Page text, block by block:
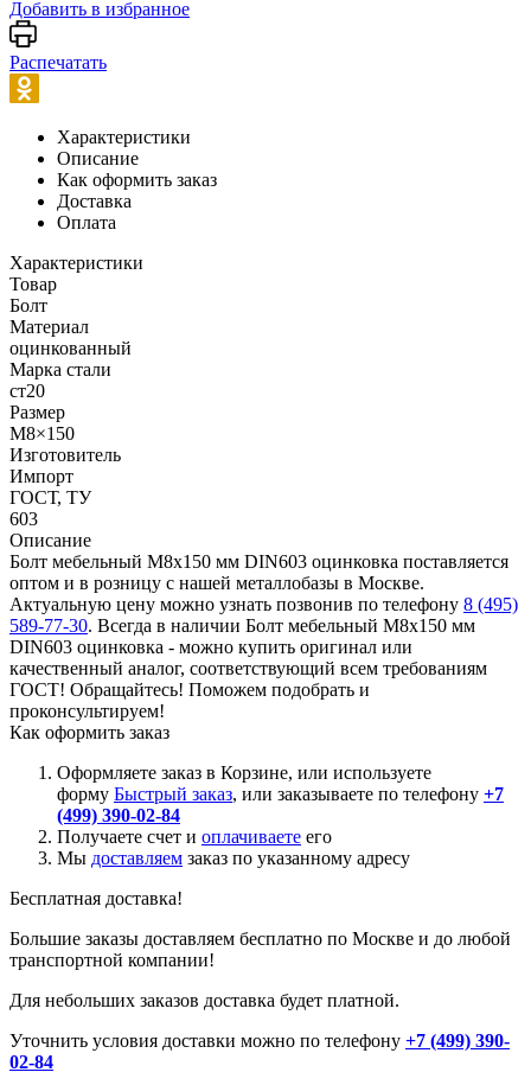
Добавить в избранное
Распечатать
Характеристики
Описание
Как оформить заказ
Доставка
Оплата
Характеристики
Товар
Болт
Материал
оцинкованный
Марка стали
ст20
Размер
М8×150
Изготовитель
Импорт
ГОСТ, ТУ
603
Описание
Болт мебельный М8х150 мм DIN603 оцинковка поставляется
оптом и в розницу с нашей металлобазы в Москве.
Актуальную цену можно узнать позвонив по телефону 8 (495)
589-77-30. Всегда в наличии Болт мебельный М8х150 мм
DIN603 оцинковка - можно купить оригинал или
качественный аналог, соответствующий всем требованиям
ГОСТ! Обращайтесь! Поможем подобрать и
проконсультируем!
Как оформить заказ
Оформляете заказ в Корзине, или используете
форму Быстрый заказ, или заказываете по телефону +7
(499) 390-02-84
Получаете счет и оплачиваете его
Мы доставляем заказ по указанному адресу
Бесплатная доставка!
Большие заказы доставляем бесплатно по Москве и до любой
транспортной компании!
Для небольших заказов доставка будет платной.
Уточнить условия доставки можно по телефону +7 (499) 390-
02-84